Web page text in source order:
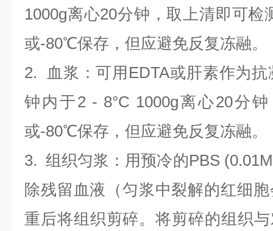
1000g离心20分钟，取上清即可
或-80℃保存，但应避免反复冻融。
2.
血浆 ：可用EDTA或肝素作为
钟内于2 - 8°C 1000g离心20分
或-80℃保存，但应避免反复冻融。
3.组织匀浆 ：用预冷的PBS
除残留血液（匀浆中裂解的红细
重后将组织剪碎。将剪碎的组织